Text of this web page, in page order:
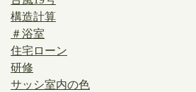
構造計算
＃浴室
住宅ローン
研修
サッシ室内の色